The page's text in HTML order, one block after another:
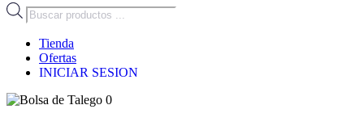
Búsqueda
de
productos
Tienda
Ofertas
INICIAR SESION
0